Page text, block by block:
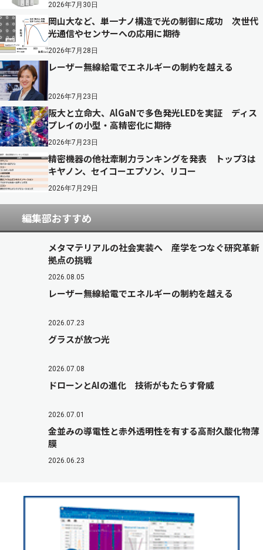
2026年7月30日
岡山大など、単一ナノ構造で光の制御に成功 次世代
光通信やセンサーへの応用に期待
2026年7月28日
レーザー無線給電でエネルギーの制約を越える
2026年7月23日
阪大と立命大、AlGaNで多色発光LEDを実証 ディス
プレイの小型・高精密化に期待
2026年7月23日
精密機器の他社牽制力ランキングを発表 トップ3は
キヤノン、セイコーエプソン、リコー
2026年7月29日
編集部おすすめ
メタマテリアルの社会実装へ 産学をつなぐ研究革新
拠点の挑戦
2026.08.05
レーザー無線給電でエネルギーの制約を越える
2026.07.23
グラスが放つ光
2026.07.08
ドローンとAIの進化 技術がもたらす脅威
2026.07.01
金並みの導電性と赤外透明性を有する高耐久酸化物薄
膜
2026.06.23